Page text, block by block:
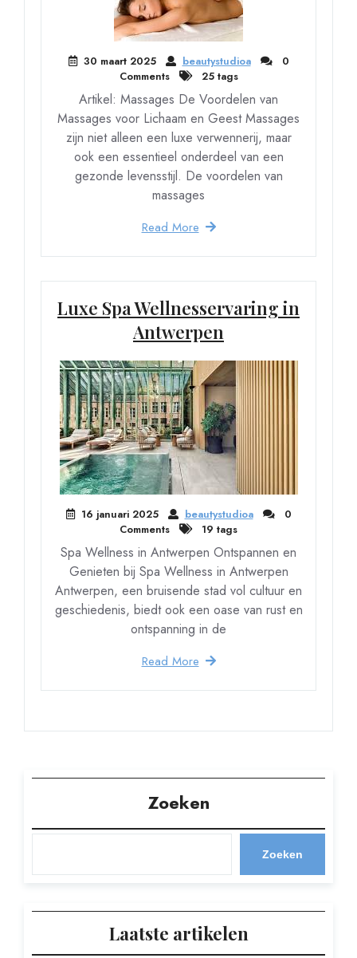
30 maart 2025 beautystudioa
0
Comments
25 tags
Artikel: Massages De Voordelen van
Massages voor Lichaam en Geest Massages
zijn niet alleen een luxe verwennerij, maar
ook een essentieel onderdeel van een
gezonde levensstijl. De voordelen van
massages
Read More
Luxe Spa Wellnesservaring in
Antwerpen
16 januari 2025 beautystudioa
0
Comments
19 tags
Spa Wellness in Antwerpen Ontspannen en
Genieten bij Spa Wellness in Antwerpen
Antwerpen, een bruisende stad vol cultuur en
geschiedenis, biedt ook een oase van rust en
ontspanning in de
Read More
Zoeken
Zoeken
Laatste artikelen